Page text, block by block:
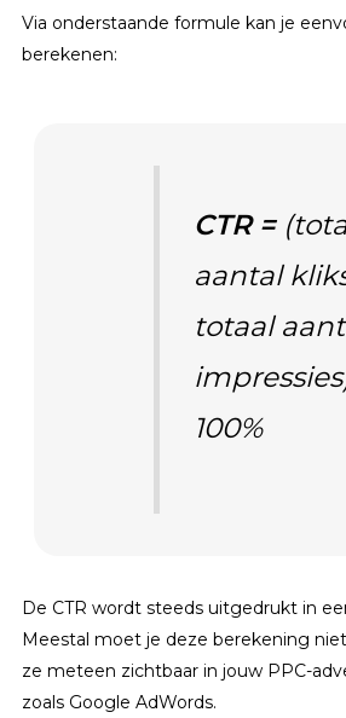
Via onderstaande formule kan je
berekenen:
CTR =
aantal
totaal
100%
De CTR wordt steeds uitgedrukt in
Meestal moet je deze berekening
ze meteen zichtbaar in jouw PPC-
zoals Google AdWords.